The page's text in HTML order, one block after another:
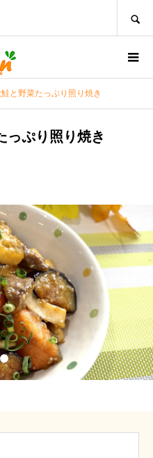
と野菜たっぷり照り焼き
っぷり照り焼き